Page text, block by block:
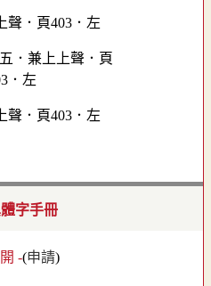
聲．頁403．左
聲．頁403．左
字手冊
-(申請)